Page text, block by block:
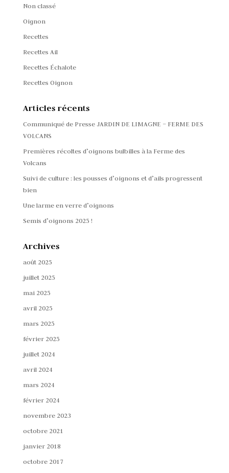
Non classé
Oignon
Recettes
Recettes Ail
Recettes Échalote
Recettes Oignon
Articles récents
Communiqué de Presse JARDIN DE LIMAGNE – FERME DES
VOLCANS
Premières récoltes d’oignons bulbilles à la Ferme des
Volcans
Suivi de culture : les pousses d’oignons et d’ails progressent
bien
Une larme en verre d’oignons
Semis d’oignons 2025 !
Archives
août 2025
juillet 2025
mai 2025
avril 2025
mars 2025
février 2025
juillet 2024
avril 2024
mars 2024
février 2024
novembre 2023
octobre 2021
janvier 2018
octobre 2017